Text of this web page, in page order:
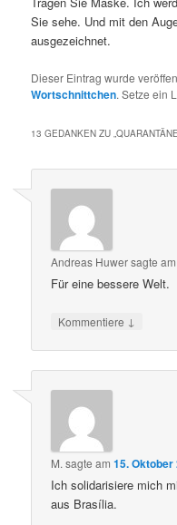
Sie sehe. Und mit den
ausgezeichnet.
Dieser Eintrag wurde
Wortschnittchen. Setze ein
13 GEDANKEN ZU „
Andreas Huwersagte
Für eine bessere Welt.
Kommentiere ↓
M. sagte am15. Oktober
Ich solidarisiere mich
aus Brasília.